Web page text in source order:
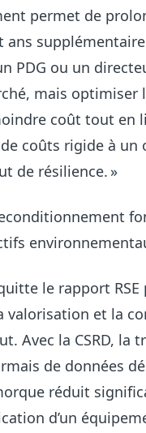
permet de
PDG ou un
mais optimiser
coût tout en
coûts rigide à
de résilience. »
le rapport RSE
et la
Avec la CSRD, la
de données
réduit
d’un